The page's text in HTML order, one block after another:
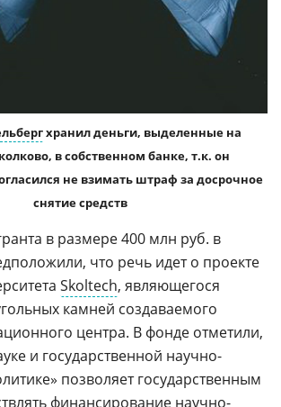
хранил деньги, выделенные на
в собственном банке, т.к. он
не взимать штраф за досрочное
снятие средств
в размере 400 млн руб. в
что речь идет о проекте
Skoltech, являющегося
камней создаваемого
центра. В фонде отметили,
и государственной научно-
позволяет государственным
финансирование научно-